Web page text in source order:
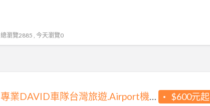
總瀏覽2885 , 今天瀏覽0
$600元起
專業DAVID車隊台灣旅遊.Airport機場接送 推薦